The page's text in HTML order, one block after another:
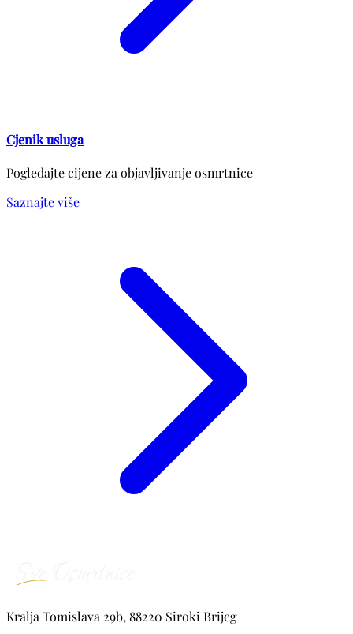
Cjenik usluga
Pogledajte cijene za objavljivanje osmrtnice
Saznajte više
Kralja Tomislava 29b, 88220 Siroki Brijeg